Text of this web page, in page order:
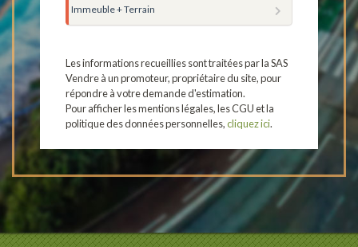
Immeuble + Terrain
Les informations recueillies sont traitées par la SAS
Vendre à un promoteur, propriétaire du site, pour
répondre à votre demande d'estimation.
Pour afficher les mentions légales, les CGU et la
politique des données personnelles,cliquez ici.